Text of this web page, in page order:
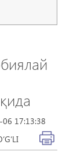
17:13:38